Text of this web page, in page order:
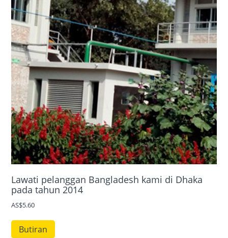
Lawati pelanggan Bangladesh kami di Dhaka
pada tahun 2014
AS$5.60
Butiran